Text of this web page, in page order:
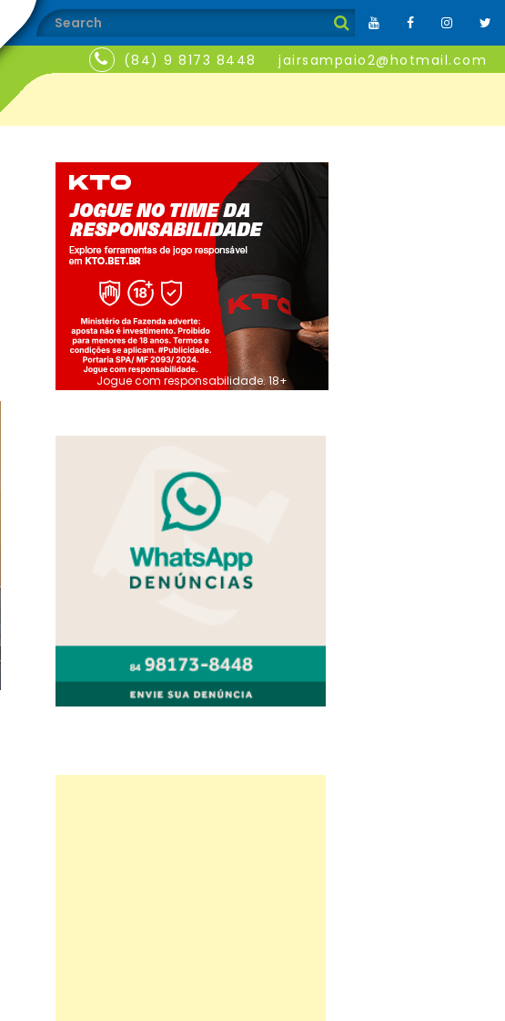
(84) 9 8173 8448 jairsampaio2@hotmail.com
Jogue com responsabilidade. 18+